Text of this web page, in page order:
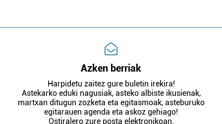
Azken berriak
Harpidetu zaitez gure buletin irekira!
Astekarko eduki nagusiak, asteko albiste ikusienak,
martxan ditugun zozketa eta egitasmoak, asteburuko
egitarauen agenda eta askoz gehiago!
Ostiralero zure posta elektronikoan.